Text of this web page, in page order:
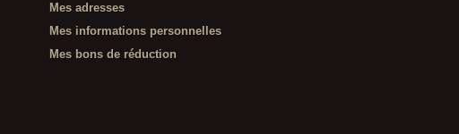
Mes adresses
Mes informations personnelles
Mes bons de réduction